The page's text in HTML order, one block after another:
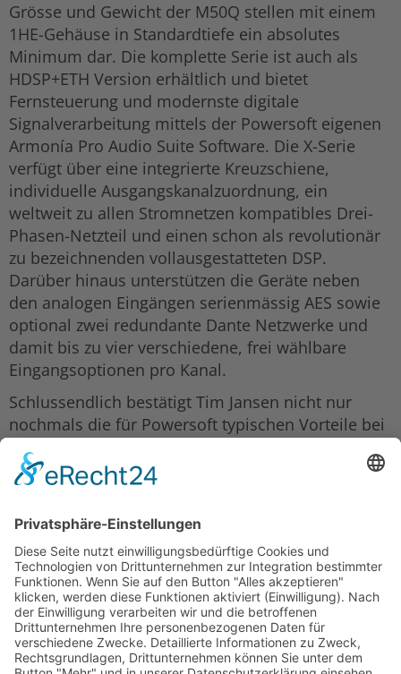
Grösse und Gewicht der M50Q stellen mit einem
1HE-Gehäuse in Standardtiefe ein absolutes
Minimum dar. Die komplette Serie ist auch als
HDSP+ETH Version erhältlich und bietet
Fernsteuerung und modernste digitale
Signalverarbeitung mittels der Powersoft eigenen
Armonía Pro Audio Suite Software. Die X-Serie
verfügt über eine integrierte Kreuzschiene,
individuelle Ausgangskanalzuordnung, ein
weltweit zu allen Stromnetzen kompatibles Drei-
Phasen-Netzteil und einen schon als revolutionär
zu bezeichnenden vollausgestatteten DSP.
Darüber hinaus unterstützen die Geräte neben
den analogen Eingängen serienmässig AES sowie
optional zwei redundante Dante Netzwerke und
damit bis zu vier verschiedene, frei wählbare
Eingangsoptionen pro Kanal.
Schlussendlich bestätigt Tim Jansen nicht nur
nochmals die für Powersoft typischen Vorteile bei
Gewicht, Platzbedarf, Effizienz und Leistung,
sondern äussert sich auch zum Klang: „Alle waren
von der Klangqualität sehr angetan. Das gesamte
System klang aussergewöhnlich gut, kraftvoll und
dynamisch, und die Bouriani Crew musste
keinerlei Änderungen mehr vornehmen.“
Zurück
Laauser & Vohl GmbH
Ulmer Straße 184